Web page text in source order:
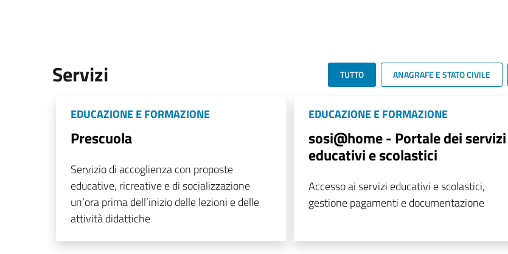
Servizi TUTTO ANAGRAFE E STATO CIVILE
EDUCAZIONE E FORMAZIONE
Prescuola
Servizio di accoglienza con proposte
educative, ricreative e di socializzazione
un’ora prima dell’inizio delle lezioni e delle
attività didattiche
EDUCAZIONE E FORMAZIONE
sosi@home - Portale dei servizi
educativi e scolastici
Accesso ai servizi educativi e scolastici,
gestione pagamenti e documentazione